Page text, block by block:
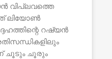
വിപ്ലവത്തെ
ലിയോൺ
റഷ്യൻ
ചൂടും ചൂരും